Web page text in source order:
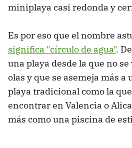
miniplaya casi redonda y
Es por eso que el nombre
significa "círculo de agua".
una playa desde la que no
olas y que se asemeja más a
playa tradicional como la
encontrar en Valencia o
más como una piscina de